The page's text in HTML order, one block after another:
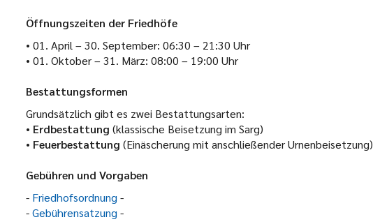
Öffnungszeiten der Friedhöfe
• 01. April – 30. September: 06:30 – 21:30 Uhr
• 01. Oktober – 31. März: 08:00 – 19:00 Uhr
Bestattungsformen
Grundsätzlich gibt es zwei Bestattungsarten:
• Erdbestattung (klassische Beisetzung im Sarg)
• Feuerbestattung (Einäscherung mit anschließender Urnenbeisetzung)
Gebühren und Vorgaben
- Friedhofsordnung -
-Gebührensatzung -